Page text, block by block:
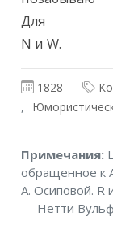
Для
N и W.
1828
Примечания:
обращенное к
А. Осиповой. R
— Нетти